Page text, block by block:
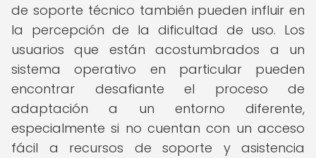
de soporte técnico también pueden influir en
la percepción de la dificultad de uso. Los
usuarios que están acostumbrados a un
sistema operativo en particular pueden
encontrar desafiante el proceso de
adaptación a un entorno diferente,
especialmente si no cuentan con un acceso
fácil a recursos de soporte y asistencia